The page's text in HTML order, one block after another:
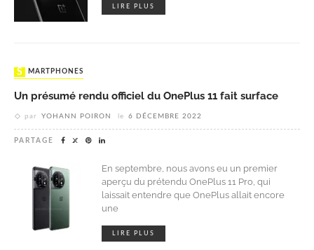
LIRE PLUS
SMARTPHONES
Un présumé rendu officiel du OnePlus 11 fait surface
par YOHANN POIRON le 6 DÉCEMBRE 2022
PARTAGE
En septembre, nous avons eu un premier
aperçu du prétendu OnePlus 11 Pro, qui
laissait entendre que OnePlus allait encore
une
LIRE PLUS